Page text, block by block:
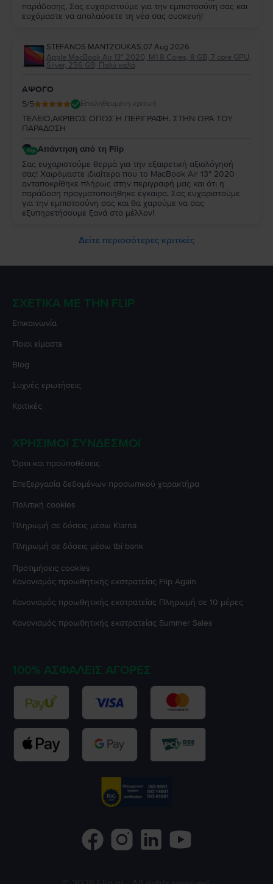
παράδοσης. Σας ευχαριστούμε για την εμπιστοσύνη σας και
ευχόμαστε να απολαύσετε τη νέα σας συσκευή!
STEFANOS MANTZOUKAS,07 Aug 2026
Apple MacBook Air 13″ 2020, M1 8 Cores, 8 GB, 7 core GPU,
Silver, 256 GB, Πολύ καλό
ΑΨΟΓΟ
5/5 Επαληθευμένη κριτική
ΤΕΛΕΙΟ,ΑΚΡΙΒΩΣ ΟΠΩΣ Η ΠΕΡΙΓΡΑΦΗ. ΣΤΗΝ ΩΡΑ ΤΟΥ
ΠΑΡΑΔΟΣΗ
Απάντηση από τη Flip
Σας ευχαριστούμε θερμά για την εξαιρετική αξιολόγησή
σας! Χαιρόμαστε ιδιαίτερα που το MacBook Air 13″ 2020
ανταποκρίθηκε πλήρως στην περιγραφή μας και ότι η
παράδοση πραγματοποιήθηκε έγκαιρα. Σας ευχαριστούμε
για την εμπιστοσύνη σας και θα χαρούμε να σας
εξυπηρετήσουμε ξανά στο μέλλον!
Δείτε περισσότερες κριτικές
ΣΧΕΤΙΚΆ ΜΕ ΤΗΝ FLIP
Επικοινωνία
Ποιοι είμαστε
Blog
Συχνές ερωτήσεις
Κριτικές
ΧΡΉΣΙΜΟΙ ΣΎΝΔΕΣΜΟΙ
Όροι και προϋποθέσεις
Επεξεργασία δεδομένων προσωπικού χαρακτήρα
Πολιτική cookies
Πληρωμή σε δόσεις μέσω Klarna
Πληρωμή σε δόσεις μέσω tbi bank
Προτιμήσεις cookies
Κανονισμός προωθητικής εκστρατείας Flip Again
Κανονισμός προωθητικής εκστρατείας Πληρωμή σε 10 μέρες
Κανονισμός προωθητικής εκστρατείας Summer Sales
100% ΑΣΦΑΛΕΊΣ ΑΓΟΡΈΣ